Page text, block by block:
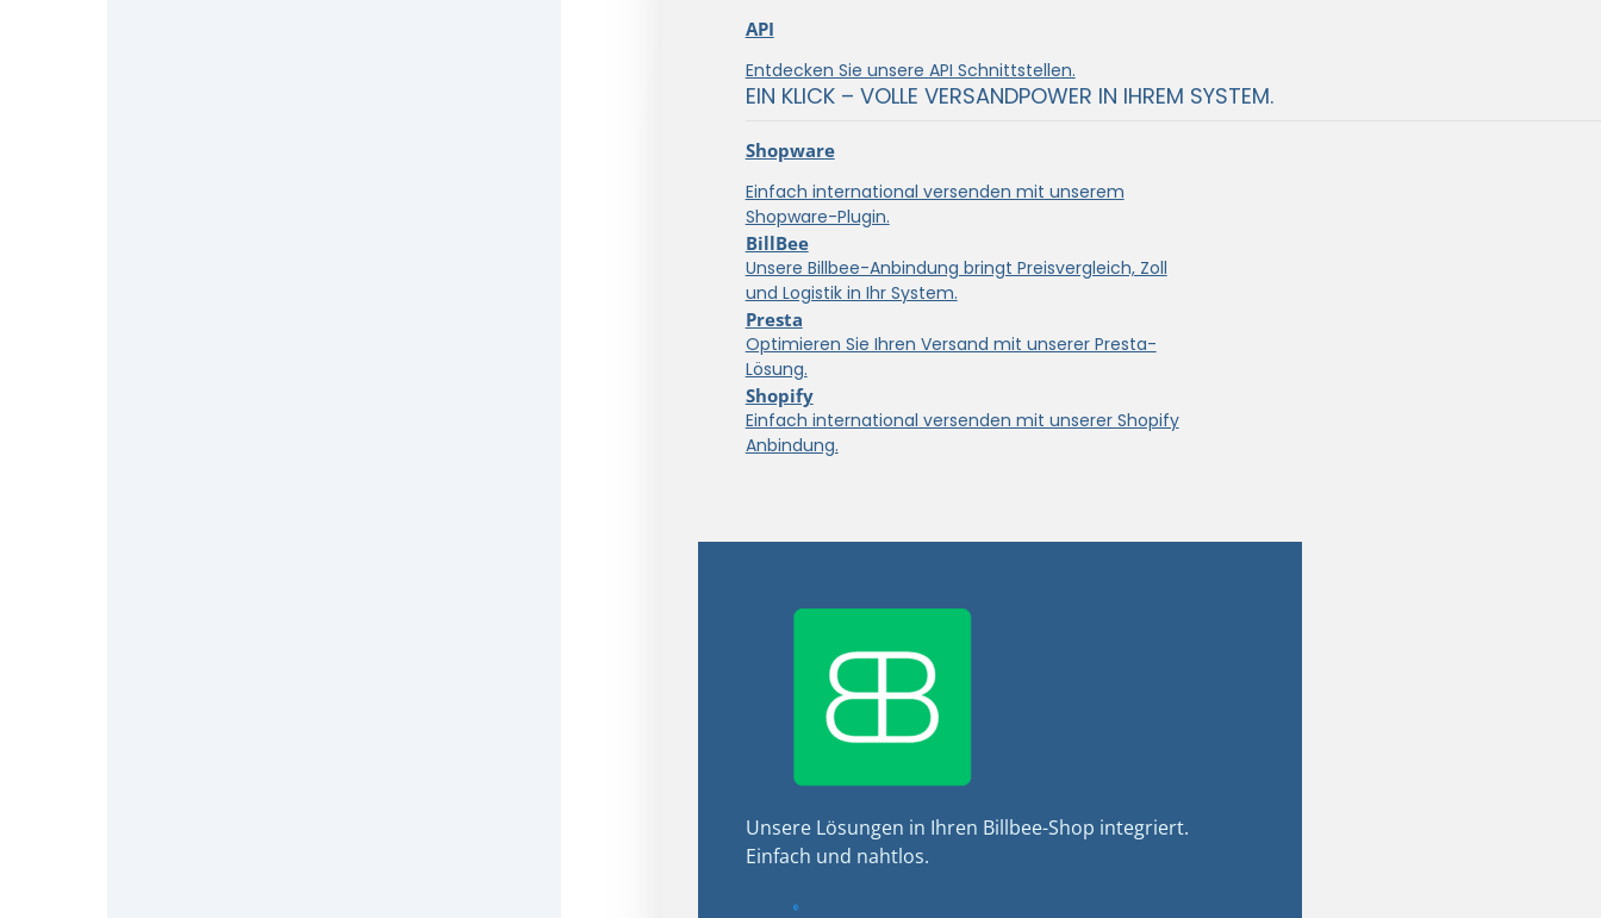
API
Entdecken Sie unsere API Schnittstellen.
EIN KLICK – VOLLE VERSANDPOWER IN IHREM SYSTEM.
Shopware
Einfach international versenden mit unserem
Shopware-Plugin.
BillBee
Unsere Billbee-Anbindung bringt Preisvergleich, Zoll
und Logistik in Ihr System.
Presta
Optimieren Sie Ihren Versand mit unserer Presta-
Lösung.
Shopify
Einfach international versenden mit unserer Shopify
Anbindung.
Unsere Lösungen in Ihren Billbee-Shop integriert.
Einfach und nahtlos.